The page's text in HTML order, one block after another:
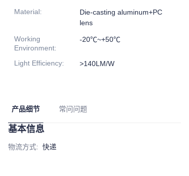
Material:
Die-casting aluminum+PC
lens
Working
Environment:
-20℃~+50℃
Light Efficiency: >140LM/W
产品细节 常问问题
基本信息
物流方式: 快递